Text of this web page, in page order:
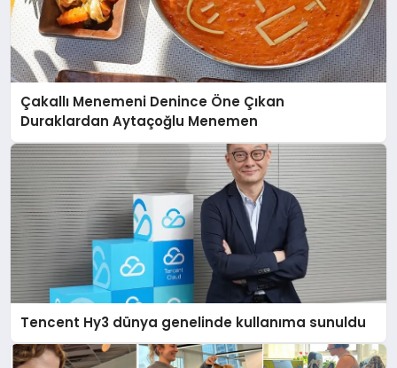
Çakallı Menemeni Denince Öne Çıkan
Duraklardan Aytaçoğlu Menemen
Tencent Hy3 dünya genelinde kullanıma sunuldu